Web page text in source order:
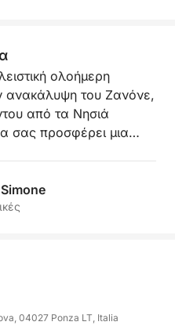
ολοήμερη
ανακάλυψη του Ζανόνε,
από τα Νησιά
σας προσφέρει μια
σας σε έναν
της φύσης
πλέετε κατά μήκος
θαλάσσια και χερσαία
πληθυσμού
ένα
04027 Ponza LT, Italia